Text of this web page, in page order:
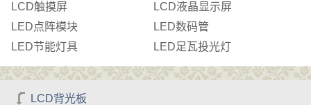
LCD触摸屏
LCD液晶显示屏
LED点阵模块
LED数码管
LED节能灯具
LED足瓦投光灯
LCD背光板